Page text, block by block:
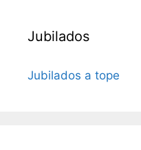
Jubilados
Jubilados a tope